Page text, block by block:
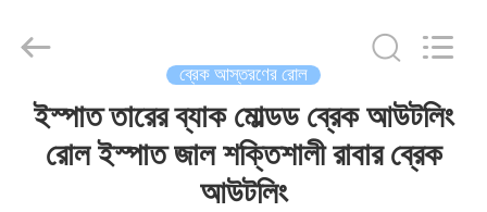
বাড়ি
Reserved.
ব্রেক আস্তরণের রোল
ইস্পাত তারের ব্যাক মোল্ডড ব্রেক আউটলিং
রোল ইস্পাত জাল শক্তিশালী রাবার ব্রেক
আউটলিং